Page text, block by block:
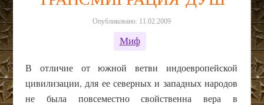
Опубликовано: 11.02.2009
Миф
В отличие от южной ветви индоевропейской
цивилизации, для ее северных и западных народов
не была повсеместно свойственна вера в